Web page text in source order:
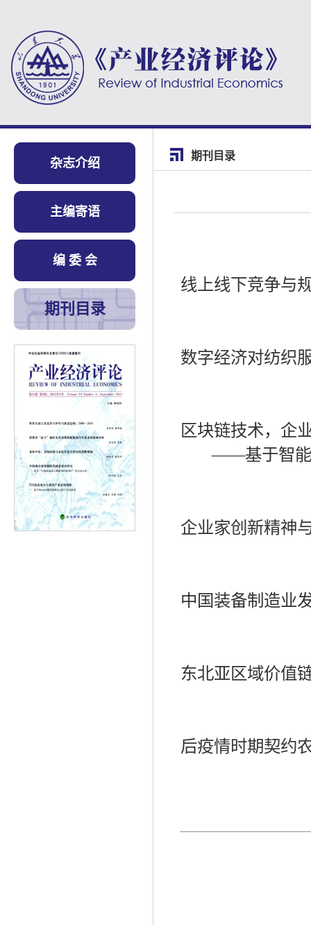
杂志介绍
主编寄语
编 委 会
期刊目录
期刊目录
线上线下竞争与
数字经济对纺织
区块链技术，企
——基于智
企业家创新精神
中国装备制造业
东北亚区域价值
后疫情时期契约